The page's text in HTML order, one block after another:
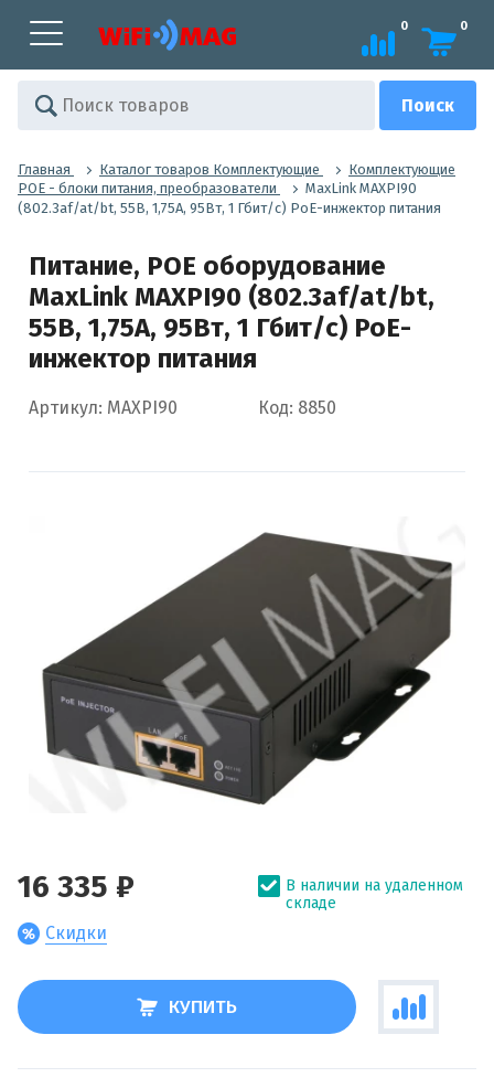
0 0
Главная Каталог товаров Комплектующие
Комплектующие
POE - блоки питания, преобразователи
MaxLink MAXPI90
(802.3af/at/bt, 55В, 1,75А, 95Вт, 1 Гбит/с) PoE-инжектор питания
Питание, POE оборудование
MaxLink MAXPI90 (802.3af/at/bt,
55В, 1,75А, 95Вт, 1 Гбит/с) PoE-
инжектор питания
Артикул: MAXPI90 Код: 8850
16 335 ₽
Скидки
В наличии на удаленном
складе
КУПИТЬ